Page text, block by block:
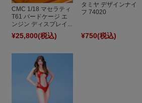
CMC 1/18 マセラティ
T61 バードケージ エ
ンジン ディスプレイ...
¥25,800(税込)
タミヤ デザインナイ
フ 74020
¥750(税込)